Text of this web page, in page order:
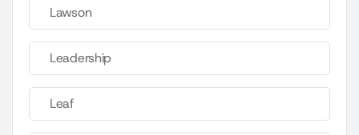
Lawson
Leadership
Leaf